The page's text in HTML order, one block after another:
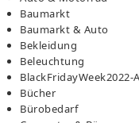
Baumarkt
Baumarkt & Auto
Bekleidung
Beleuchtung
BlackFridayWeek2022-
Bücher
Bürobedarf